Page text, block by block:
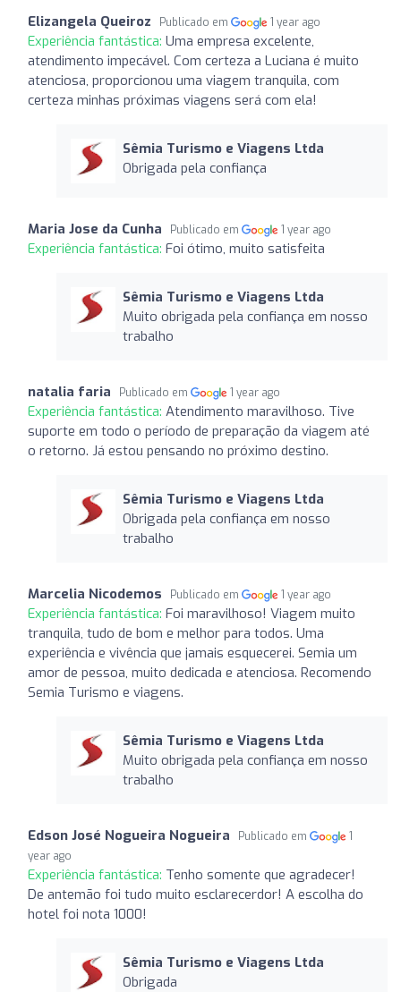
Elizangela Queiroz Publicado em 1 year ago
Experiência fantástica: Uma empresa excelente,
atendimento impecável. Com certeza a Luciana é muito
atenciosa, proporcionou uma viagem tranquila, com
certeza minhas próximas viagens será com ela!
Sêmia Turismo e Viagens Ltda
Obrigada pela confiança
Maria Jose da Cunha Publicado em 1 year ago
Experiência fantástica: Foi ótimo, muito satisfeita
Sêmia Turismo e Viagens Ltda
Muito obrigada pela confiança em nosso
trabalho
natalia faria Publicado em 1 year ago
Experiência fantástica: Atendimento maravilhoso. Tive
suporte em todo o período de preparação da viagem até
o retorno. Já estou pensando no próximo destino.
Sêmia Turismo e Viagens Ltda
Obrigada pela confiança em nosso
trabalho
Marcelia Nicodemos Publicado em 1 year ago
Experiência fantástica: Foi maravilhoso! Viagem muito
tranquila, tudo de bom e melhor para todos. Uma
experiência e vivência que jamais esquecerei. Semia um
amor de pessoa, muito dedicada e atenciosa. Recomendo
Semia Turismo e viagens.
Sêmia Turismo e Viagens Ltda
Muito obrigada pela confiança em nosso
trabalho
Edson José Nogueira Nogueira Publicado em
1
year ago
Experiência fantástica: Tenho somente que agradecer!
De antemão foi tudo muito esclarecerdor! A escolha do
hotel foi nota 1000!
Sêmia Turismo e Viagens Ltda
Obrigada